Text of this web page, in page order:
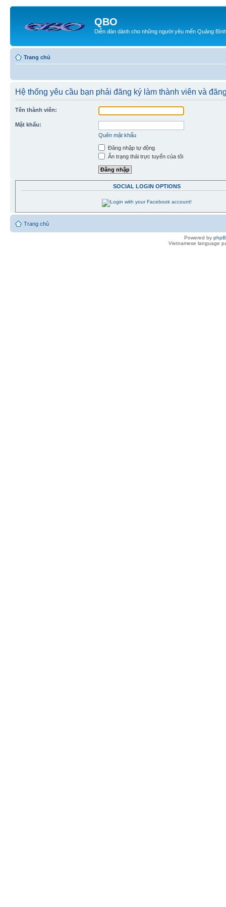
QBO
Diễn đàn dành cho những người yêu mến Quảng Bình
Trang chủ
Hệ thống yêu cầu bạn phải đăng ký làm thành viên và
Tên thành viên:
Mật khẩu:
Quên mật khẩu
Đăng nhập tự động
Ẩn trạng thái trực tuyến của tôi
SOCIAL LOGIN OPTIONS
Trang chủ
Powered by
Vietnamese language